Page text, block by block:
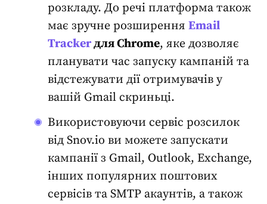
розкладу. До речі платформа також
має зручне розширення Email
Trackerдля Chrome, яке дозволяє
планувати час запуску кампаній та
відстежувати дії отримувачів у
вашій Gmail скриньці.
Використовуючи сервіс розсилок
від Snov.io ви можете запускати
кампанії з Gmail, Outlook, Exchange,
інших популярних поштових
сервісів та SMTP акаунтів, а також